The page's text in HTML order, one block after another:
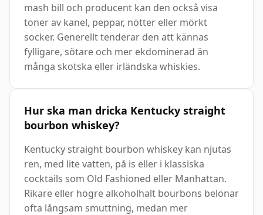
mash bill och producent kan den också visa
toner av kanel, peppar, nötter eller mörkt
socker. Generellt tenderar den att kännas
fylligare, sötare och mer ekdominerad än
många skotska eller irländska whiskies.
Hur ska man dricka Kentucky straight
bourbon whiskey?
Kentucky straight bourbon whiskey kan njutas
ren, med lite vatten, på is eller i klassiska
cocktails som Old Fashioned eller Manhattan.
Rikare eller högre alkoholhalt bourbons belönar
ofta långsam smuttning, medan mer